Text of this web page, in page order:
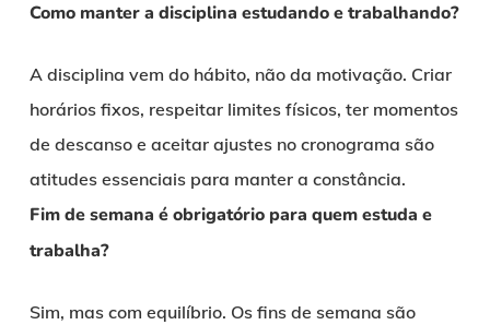
Como manter a disciplina estudando e trabalhando?
A disciplina vem do hábito, não da motivação. Criar
horários fixos, respeitar limites físicos, ter momentos
de descanso e aceitar ajustes no cronograma são
atitudes essenciais para manter a constância.
Fim de semana é obrigatório para quem estuda e
trabalha?
Sim, mas com equilíbrio. Os fins de semana são